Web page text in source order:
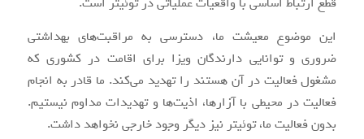
این موضوع معیشت ما، دسترسی به مراقبت‌های بهداشتی
ضروری و توانایی دارندگان ویزا برای اقامت در کشوری که
مشغول فعالیت در آن هستند را تهدید می‌کند. ما قادر به انجام
فعالیت در محیطی با آزارها، اذیت‌ها و تهدیدات مداوم نیستیم.
بدون فعالیت ما، توئیتر نیز دیگر وجود خارجی نخواهد داشت.